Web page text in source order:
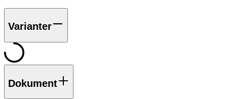
Varianter
Dokument